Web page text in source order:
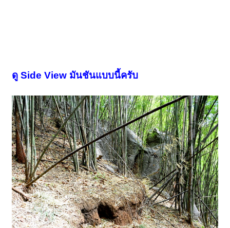
ดู Side View มันชันแบบนี้ครับ